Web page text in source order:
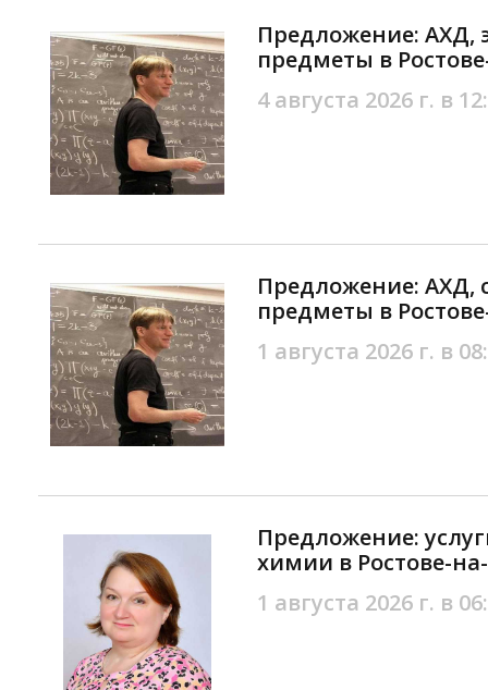
Предложение: АХД,
предметы в
4 августа 2026 г. в
Предложение: АХД,
предметы в
1 августа 2026 г. в
Предложение:
химии в Ростове-
1 августа 2026 г. в